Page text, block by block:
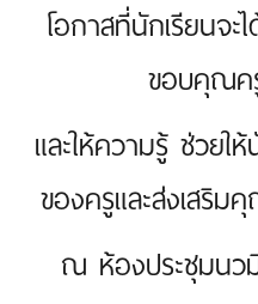
โอกาสที่นักเรียนจะ
ขอบคุณค
และให้ความรู้ ช่วย
ของครูและส่งเสริ
ณ ห้องประชุมน